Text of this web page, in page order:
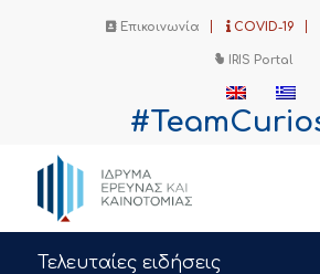
Επικοινωνία COVID-19
IRIS Portal
Τελευταίες ειδήσεις